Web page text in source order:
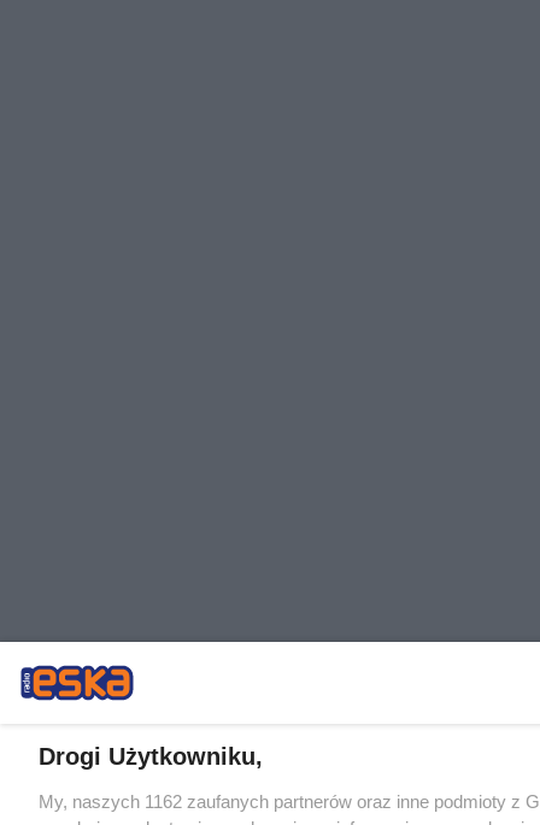
Drogi Użytkowniku,
My, naszych 1162 zaufanych partnerów oraz inne podmioty z